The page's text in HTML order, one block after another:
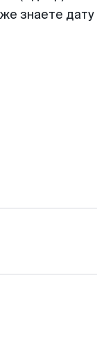
знаете